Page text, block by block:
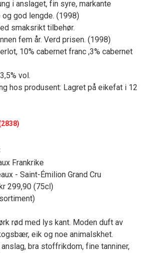
i anslaget, fin syre, markante
god lengde. (1998)
smaksrikt tilbehør.
fem år. Verd prisen. (1998)
10% cabernet franc ,3% cabernet
vol.
hos produsent: Lagret på eikefat i 12
Frankrike
- Saint-Émilion Grand Cru
299,90 (75cl)
rød med lys kant. Moden duft av
eik og noe animalskhet.
bra stoffrikdom, fine tanniner,